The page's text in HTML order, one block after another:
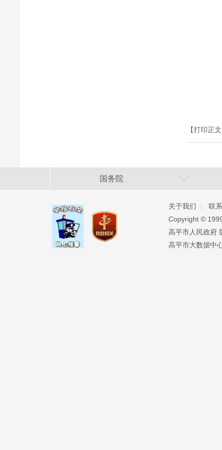
【打印正
国务院
关于我们
联
Copyright ©️
高平市人民政府
高平市大数据